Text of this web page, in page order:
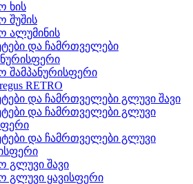
ხის
შუშის
ალუმინის
და ჩამრთველები
შამპანურისფერი
RETRO
და ჩამრთველები გლუვი შავი
და ჩამრთველები გლუვი
და ჩამრთველები გლუვი
გლუვი შავი
გლუვი ყავისფერი